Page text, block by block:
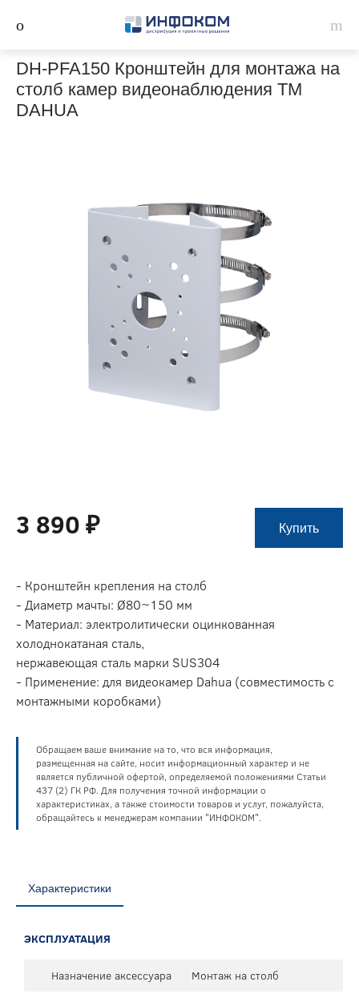
DH-PFA150 Кронштейн для монтажа на
столб камер видеонаблюдения ТМ
DAHUA
3 890 ₽ Купить
- Кронштейн крепления на столб
- Диаметр мачты: Ø80~150 мм
- Материал: электролитически оцинкованная
холоднокатаная сталь,
нержавеющая сталь марки SUS304
- Применение: для видеокамер Dahua (совместимость с
монтажными коробками)
Обращаем ваше внимание на то, что вся информация,
размещенная на сайте, носит информационный характер и не
является публичной офертой, определяемой положениями Статьи
437 (2) ГК РФ. Для получения точной информации о
характеристиках, а также стоимости товаров и услуг, пожалуйста,
обращайтесь к менеджерам компании "ИНФОКОМ".
Характеристики
ЭКСПЛУАТАЦИЯ
Назначение аксессуара
Монтаж на столб